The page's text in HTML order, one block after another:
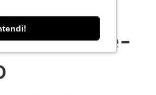
de-
alem-de-